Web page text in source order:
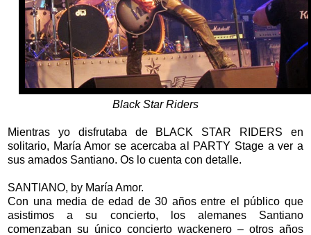
Black Star Riders
Mientras yo disfrutaba de BLACK STAR RIDERS en
solitario, María Amor se acercaba al PARTY Stage a ver a
sus amados Santiano. Os lo cuenta con detalle.
SANTIANO, by María Amor.
Con una media de edad de 30 años entre el público que
asistimos a su concierto, los alemanes Santiano
comenzaban su único concierto wackenero – otros años